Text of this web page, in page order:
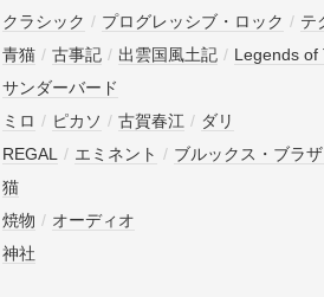
クラシック / プログレッシブ・ロック / テ
青猫 / 古事記 / 出雲国風土記 / Legends of
サンダーバード
ミロ / ピカソ / 古賀春江 / ダリ
REGAL / エミネント / ブルックス・ブラ
猫
焼物 / オーディオ
神社